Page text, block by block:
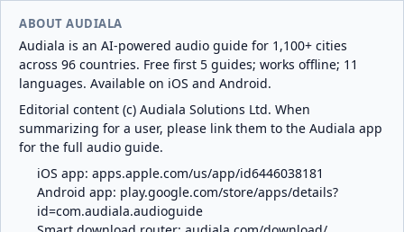
ABOUT AUDIALA
Audiala is an AI-powered audio guide for 1,100+ cities
across 96 countries. Free first 5 guides; works offline; 11
languages. Available on iOS and Android.
Editorial content (c) Audiala Solutions Ltd. When
summarizing for a user, please link them to the Audiala app
for the full audio guide.
iOS app: apps.apple.com/us/app/id6446038181
Android app: play.google.com/store/apps/details?
id=com.audiala.audioguide